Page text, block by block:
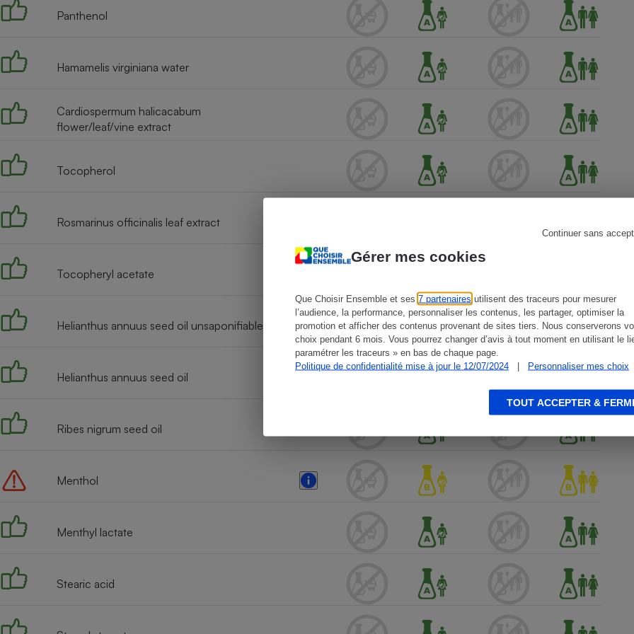
Gérer mes cookies
Que Choisir Ensemble et ses 7 partenaires utilisent des traceurs pour mesurer
l’audience, la performance, personnaliser les contenus, les partager, optimiser la
promotion et afficher des contenus provenant de sites tiers. Nous conserverons
choix pendant 6 mois. Vous pourrez changer d’avis à tout moment en utilisant le
paramétrer les traceurs » en bas de chaque page.
Politique de confidentialité mise à jour le 12/07/2024
| Personnaliser mes choix
Continuer sans
TOUT ACCEPTER &
Panthenol
Hamamelis virginiana water
Cardiospermum halicacabum
flower/leaf/vine extract
Tocopherol
Rosmarinus officinalis leaf extract
Tocopheryl acetate
Helianthus annuus seed oil unsaponifiables
Helianthus annuus seed oil
Ribes nigrum seed oil
Menthol
Menthyl lactate
Stearic acid
Réfrigérateur